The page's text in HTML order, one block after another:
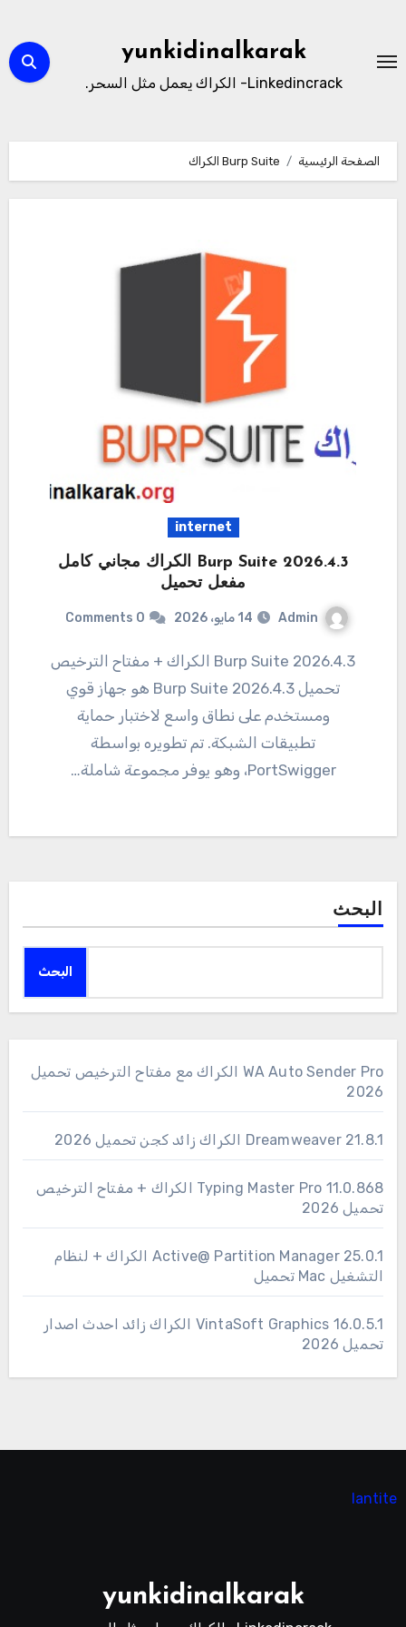
المحتوى
yunkidinalkarak
Linkedincrack- الكراك يعمل مثل السحر.
الصفحة الرئيسية Burp Suite الكراك
internet
Burp Suite 2026.4.3 الكراك مجاني كامل
مفعل تحميل
Admin 14 مايو، 2026 0 Comments
Burp Suite 2026.4.3 الكراك + مفتاح الترخيص
تحميل 2026.4.3 Burp Suite هو جهاز قوي
ومستخدم على نطاق واسع لاختبار حماية
تطبيقات الشبكة. تم تطويره بواسطة
PortSwigger، وهو يوفر مجموعة شاملة…
البحث
البحث
WA Auto Sender Pro الكراك مع مفتاح الترخيص تحميل
2026
Dreamweaver 21.8.1 الكراك زائد كجن تحميل 2026
11.0.868 Typing Master Pro الكراك + مفتاح الترخيص
تحميل 2026
25.0.1 Active@ Partition Manager الكراك + لنظام
التشغيل Mac تحميل
16.0.5.1 VintaSoft Graphics الكراك زائد احدث اصدار
تحميل 2026
lantite
yunkidinalkarak